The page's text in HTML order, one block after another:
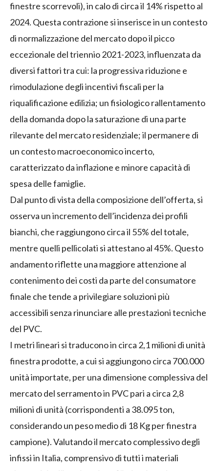
finestre scorrevoli), in calo di circa il 14% rispetto al
2024. Questa contrazione si inserisce in un contesto
di normalizzazione del mercato dopo il picco
eccezionale del triennio 2021-2023, influenzata da
diversi fattori tra cui: la progressiva riduzione e
rimodulazione degli incentivi fiscali per la
riqualificazione edilizia; un fisiologico rallentamento
della domanda dopo la saturazione di una parte
rilevante del mercato residenziale; il permanere di
un contesto macroeconomico incerto,
caratterizzato da inflazione e minore capacità di
spesa delle famiglie.
Dal punto di vista della composizione dell’offerta, si
osserva un incremento dell’incidenza dei profili
bianchi, che raggiungono circa il 55% del totale,
mentre quelli pellicolati si attestano al 45%. Questo
andamento riflette una maggiore attenzione al
contenimento dei costi da parte del consumatore
finale che tende a privilegiare soluzioni più
accessibili senza rinunciare alle prestazioni tecniche
del PVC.
I metri lineari si traducono in circa 2,1 milioni di unità
finestra prodotte, a cui si aggiungono circa 700.000
unità importate, per una dimensione complessiva del
mercato del serramento in PVC pari a circa 2,8
milioni di unità (corrispondenti a 38.095 ton,
considerando un peso medio di 18 Kg per finestra
campione). Valutando il mercato complessivo degli
infissi in Italia, comprensivo di tutti i materiali